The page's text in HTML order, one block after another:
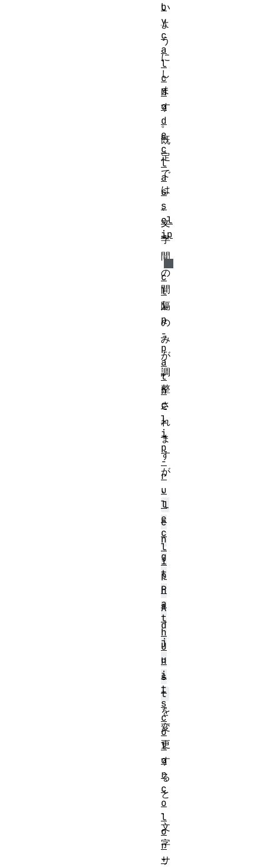
い
よ
う
に
し
ま
す
。
既
定
で
は
、
文
字
間
の
間
隔
の
み
が
調
整
さ
れ
ま
す
が
、
l
e
n
g
t
h
A
d
j
u
s
t
を
変
更
す
る
と
、
文
字
サ
b
y
c
a
l
c
M
o
d
e
c
l
a
s
s
cl
ip
c
l
i
p
-
p
a
t
h
c
l
i
p
-
r
u
l
e
c
l
i
p
P
a
t
h
U
n
i
t
s
c
o
l
o
r
c
o
l
o
r
-